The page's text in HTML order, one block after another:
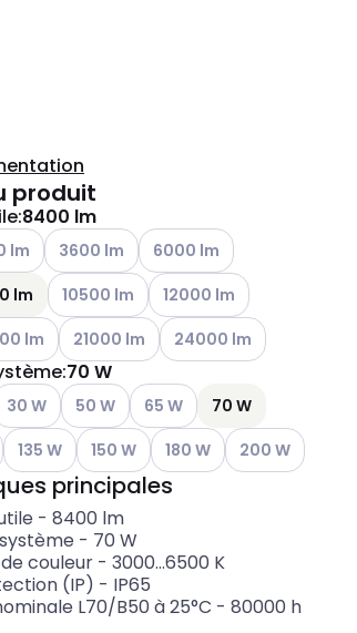
produit
:8400 lm
options disponibles
lm Voir les options disponibles
3600 lm Voir les options disponibles
6000 lm
lm Voir les options disponibles
10500 lm Voir les options disponibles
12000 lm
options disponibles
lm Voir les options disponibles
21000 lm Voir les options disponibles
24000 lm
:70 W
disponibles
les options disponibles
30 W Voir les options disponibles
50 W Voir les options disponibles
65 W
70 W
disponibles
Voir les options disponibles
135 W Voir les options disponibles
150 W Voir les options disponibles
180 W Voir les options
200 W
principales
- 8400 lm
- 70 W
couleur- 3000...6500 K
(IP) - IP65
L70/B50 à 25°C - 80000 h